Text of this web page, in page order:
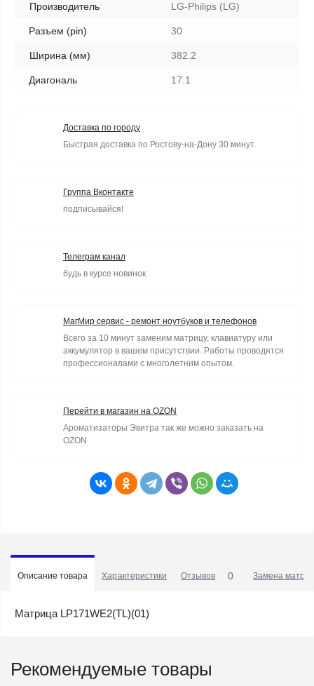
Производитель LG-Philips (LG)
Разъем (pin) 30
Ширина (мм) 382.2
Диагональ 17.1
Доставка по городу
Быстрая доставка по Ростову-на-Дону 30 минут.
Группа Вконтакте
подписывайся!
Телеграм канал
будь в курсе новинок
МагМир сервис - ремонт ноутбуков и телефонов
Всего за 10 минут заменим матрицу, клавиатуру или
аккумулятор в вашем присутствии. Работы проводятся
профессионалами с многолетним опытом.
Перейти в магазин на OZON
Ароматизаторы Эвитра так же можно заказать на
OZON
Описание товара Характеристики Отзывов 0 Замена
Матрица LP171WE2(TL)(01)
Рекомендуемые товары